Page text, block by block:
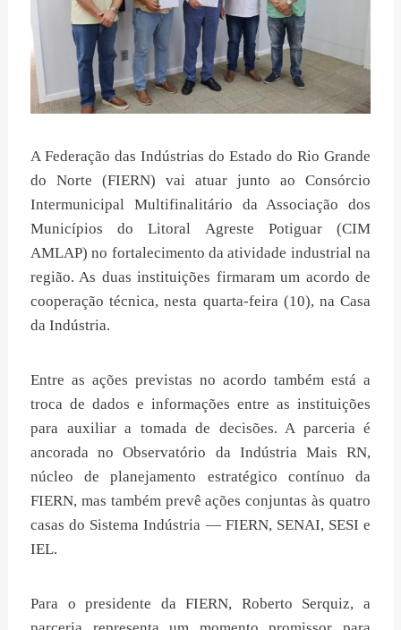
A Federação das Indústrias do Estado do Rio Grande
do Norte (FIERN) vai atuar junto ao Consórcio
Intermunicipal Multifinalitário da Associação dos
Municípios do Litoral Agreste Potiguar (CIM
AMLAP) no fortalecimento da atividade industrial na
região. As duas instituições firmaram um acordo de
cooperação técnica, nesta quarta-feira (10), na Casa
da Indústria.
Entre as ações previstas no acordo também está a
troca de dados e informações entre as instituições
para auxiliar a tomada de decisões. A parceria é
ancorada no Observatório da Indústria Mais RN,
núcleo de planejamento estratégico contínuo da
FIERN, mas também prevê ações conjuntas às quatro
casas do Sistema Indústria — FIERN, SENAI, SESI e
IEL.
Para o presidente da FIERN, Roberto Serquiz, a